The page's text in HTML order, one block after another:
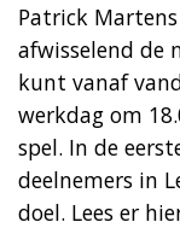
Patrick
afwisselend de
kunt vanaf
werkdag om
spel. In de
deelnemers in
doel. Lees er